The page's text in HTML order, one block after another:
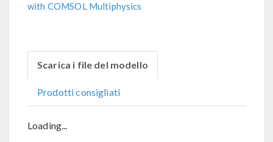
with COMSOL Multiphysics
Scarica i file del modello
Prodotti consigliati
Loading...